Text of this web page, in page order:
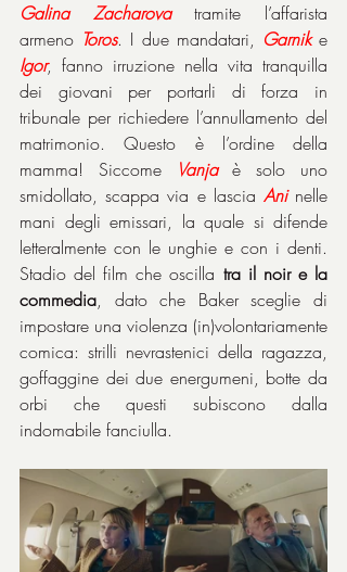
Galina
Zacharova tramite l’affarista
armeno Toros. I due mandatari, Garnik
Igor, fanno irruzione nella vita tranquilla
dei giovani per portarli di forza in
tribunale per richiedere l’annullamento del
matrimonio. Questo è l’ordine della
mamma! Siccome
Vanja è solo uno
smidollato, scappa via e lascia Ani nelle
mani degli emissari, la quale si difende
letteralmente con le unghie e con i denti.
Stadio del film che oscilla tra il noir e la
commedia, dato che Baker sceglie di
impostare una violenza (in)volontariamente
comica: strilli nevrastenici della ragazza,
goffaggine dei due energumeni, botte da
orbi che questi subiscono dalla
indomabile fanciulla.